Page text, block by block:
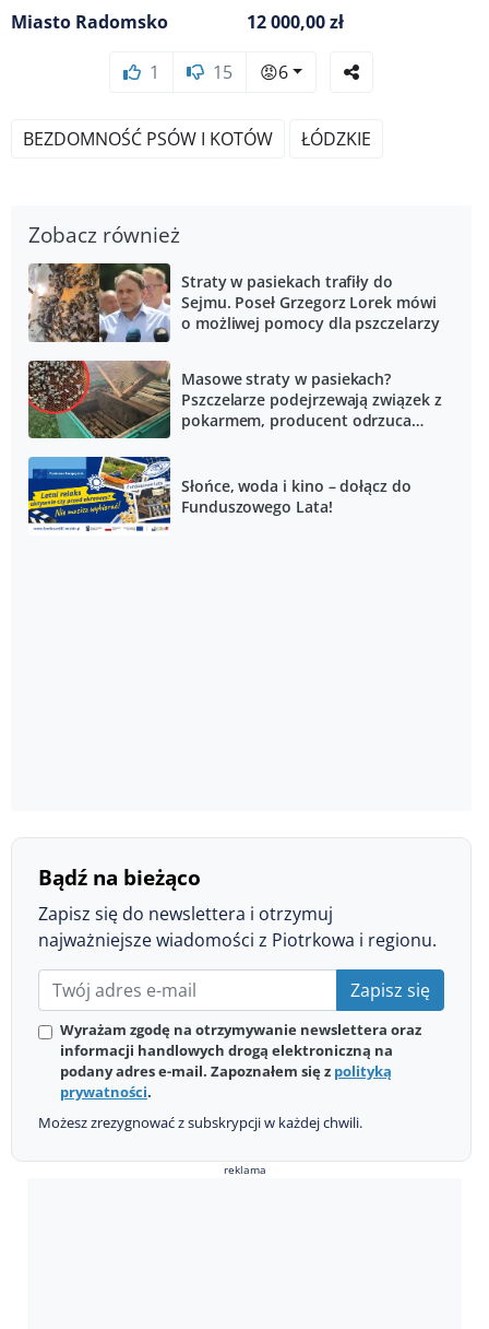
Miasto Radomsko 12 000,00 zł
1 15 😡6
BEZDOMNOŚĆ PSÓW I KOTÓW ŁÓDZKIE
Zobacz również
Straty w pasiekach trafiły do
Sejmu. Poseł Grzegorz Lorek mówi
o możliwej pomocy dla pszczelarzy
Masowe straty w pasiekach?
Pszczelarze podejrzewają związek z
pokarmem, producent odrzuca
Słońce, woda i kino – dołącz do
Funduszowego Lata!
Bądź na bieżąco
Zapisz się do newslettera i otrzymuj
najważniejsze wiadomości z Piotrkowa i regionu.
Zapisz się
Wyrażam zgodę na otrzymywanie newslettera oraz
informacji handlowych drogą elektroniczną na
podany adres e-mail. Zapoznałem się z polityką
prywatności.
Możesz zrezygnować z subskrypcji w każdej chwili.
reklama